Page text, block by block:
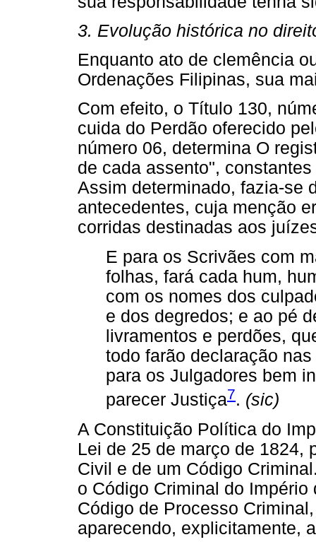
3. Evolução histórica no
Enquanto ato de clemência
Ordenações Filipinas, sua
Com efeito, o Título 130,
cuida do Perdão oferecido
número 06, determina O
de cada assento",
Assim determinado, fazia-se
antecedentes, cuja menção
corridas destinadas aos
E para os Scrivães com
folhas, fará cada hum,
com os nomes dos
e dos degredos; e ao pé
livramentos e perdões,
todo farão declaração
para os Julgadores bem
parecer Justiça7. (sic)
A Constituição Política do
Lei de 25 de março de 1824,
Civil e de um Código
o Código Criminal do
Código de Processo
aparecendo, explicitamente,